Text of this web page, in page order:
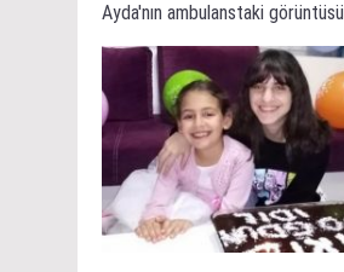
Ayda'nın ambulanstaki görüntüsü